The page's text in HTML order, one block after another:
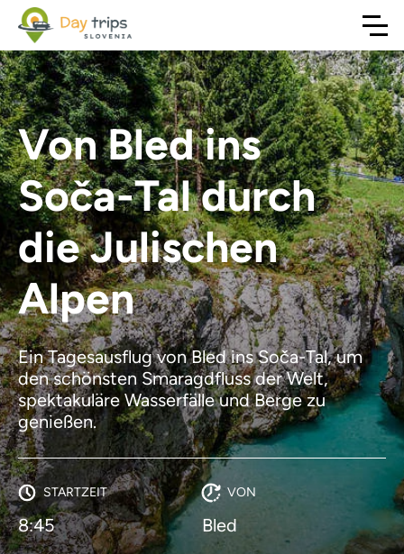
Von Bled ins
Soča-Tal durch
die Julischen
Alpen
Ein Tagesausflug von Bled ins Soča-Tal, um
den schönsten Smaragdfluss der Welt,
spektakuläre Wasserfälle und Berge zu
genießen.
STARTZEIT
8:45
VON
Bled